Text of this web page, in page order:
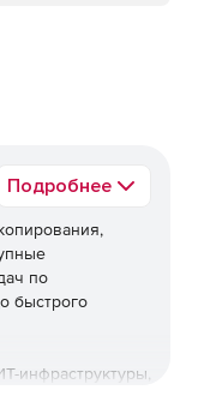
Подробнее
по
быстрого
инфраструктуры,